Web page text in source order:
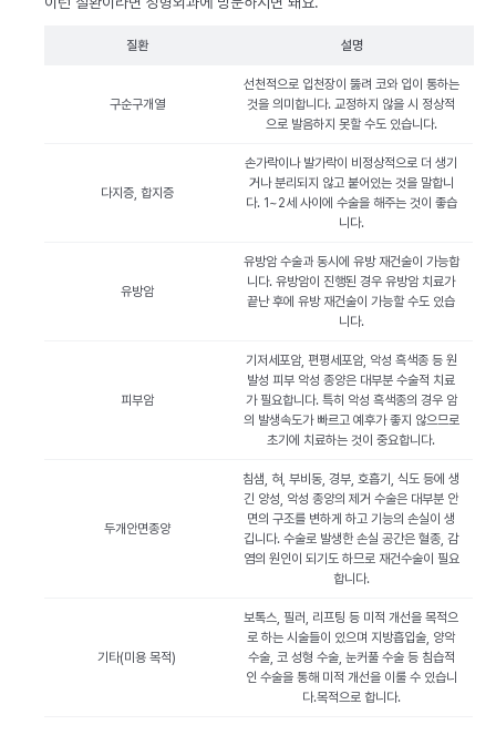
질환 설명
구순구개열
선천적으로 입천장이 뚫려 코와 입이 통하는
것을 의미합니다. 교정하지 않을 시 정상적
으로 발음하지 못할 수도 있습니다.
다지증, 합지증
손가락이나 발가락이 비정상적으로 더 생기
거나 분리되지 않고 붙어있는 것을 말합니
다. 1~2세 사이에 수술을 해주는 것이 좋습
니다.
유방암
유방암 수술과 동시에 유방 재건술이 가능합
니다. 유방암이 진행된 경우 유방암 치료가
끝난 후에 유방 재건술이 가능할 수도 있습
니다.
피부암
기저세포암, 편평세포암, 악성 흑색종 등 원
발성 피부 악성 종양은 대부분 수술적 치료
가 필요합니다. 특히 악성 흑색종의 경우 암
의 발생속도가 빠르고 예후가 좋지 않으므로
초기에 치료하는 것이 중요합니다.
두개안면종양
침샘, 혀, 부비동, 경부, 호흡기, 식도 등에 생
긴 양성, 악성 종양의 제거 수술은 대부분 안
면의 구조를 변하게 하고 기능의 손실이 생
깁니다. 수술로 발생한 손실 공간은 혈종, 감
염의 원인이 되기도 하므로 재건수술이 필요
합니다.
기타(미용 목적)
보톡스, 필러, 리프팅 등 미적 개선을 목적으
로 하는 시술들이 있으며 지방흡입술, 양악
수술, 코 성형 수술, 눈커풀 수술 등 침습적
인 수술을 통해 미적 개선을 이룰 수 있습니
다.목적으로 합니다.